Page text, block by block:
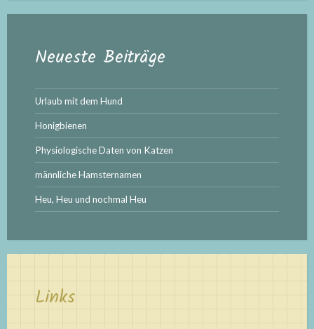
Neueste Beiträge
Urlaub mit dem Hund
Honigbienen
Physiologische Daten von Katzen
männliche Hamsternamen
Heu, Heu und nochmal Heu
Links